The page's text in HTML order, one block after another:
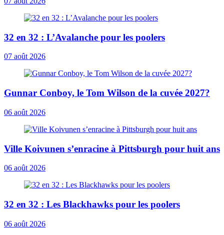
32 en 32 : L’Avalanche pour les poolers
07 août 2026
Gunnar Conboy, le Tom Wilson de la cuvée 2027?
06 août 2026
Ville Koivunen s’enracine à Pittsburgh pour huit ans
06 août 2026
32 en 32 : Les Blackhawks pour les poolers
06 août 2026